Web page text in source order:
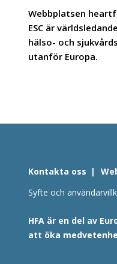
Webbplatsen
ESC är
hälso- och
utanför Europa.
Kontakta oss
Syfte och
HFA är en del av
att öka